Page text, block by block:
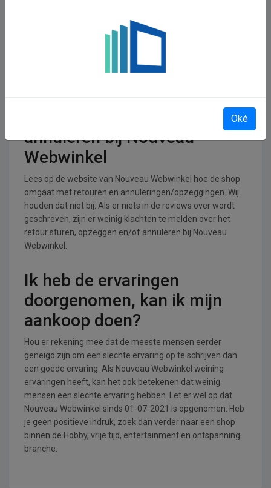
Nouveau Webwinkel
Nouveau Webwinkel is actief in de Hobby, vrije tijd,
annuleren bij Nouveau
Webwinkel
Lees op de website van Nouveau Webwinkel hoe de shop
omgaat met retouren en annuleringen/opzeggingen. Wij
houden dat niet bij. Als er niets in de reviews over wordt
geschreven, zijn er weinig klachten te melden over het
retour sturen, opzeggen en/of annuleren bij Nouveau
Webwinkel.
Ik heb de ervaringen
doorgenomen, kan ik mijn
aankoop doen?
Hou er rekening mee dat de meeste mensen eerder
geneigd zijn om een slechte ervaring op te schrijven dan
een goede ervaring. Als Nouveau Webwinkel weining
ervaringen heeft, kan het ook betekenen dat weinig
mensen een slechte ervaring hebben. Let er wel op dat
Nouveau Webwinkel sinds 01-07-2021 is opgenomen. Heb
je geen positieve indruk, zoek dan verder naar een shop
binnen de Hobby, vrije tijd, entertainment en ontspanning
branche.
Oké